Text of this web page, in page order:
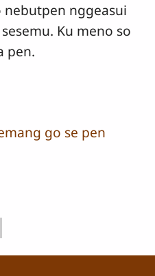
nggeasui
Ku meno so
pen.
go se pen